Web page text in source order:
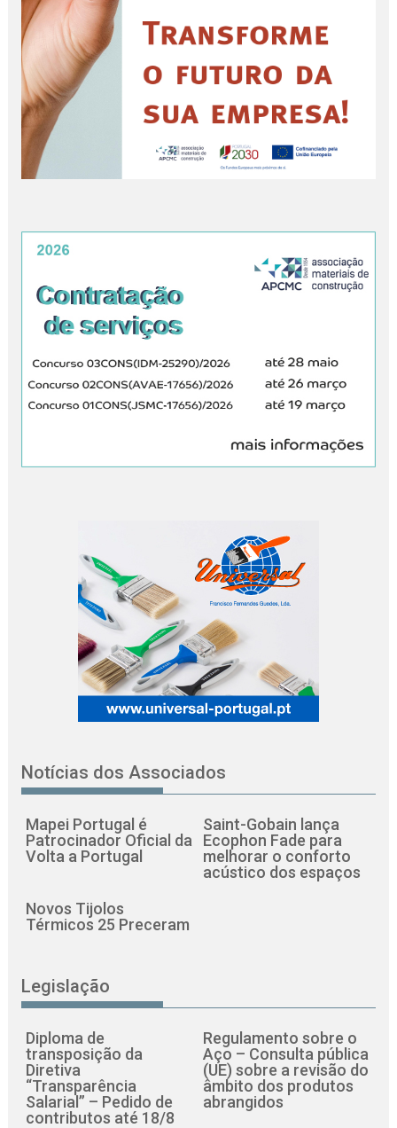
Notícias dos Associados
Mapei Portugal é
Patrocinador Oficial da
Volta a Portugal
Saint-Gobain lança
Ecophon Fade para
melhorar o conforto
acústico dos espaços
Novos Tijolos
Térmicos 25 Preceram
Legislação
Diploma de
transposição da
Diretiva
“Transparência
Salarial” – Pedido de
contributos até 18/8
Regulamento sobre o
Aço – Consulta pública
(UE) sobre a revisão do
âmbito dos produtos
abrangidos